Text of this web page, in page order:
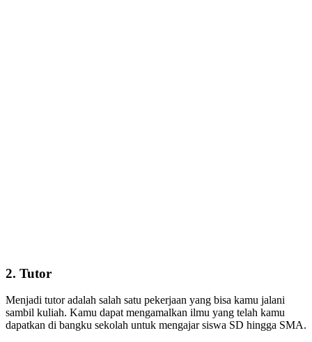
2. Tutor
Menjadi tutor adalah salah satu pekerjaan yang bisa kamu jalani
sambil kuliah. Kamu dapat mengamalkan ilmu yang telah kamu
dapatkan di bangku sekolah untuk mengajar siswa SD hingga SMA.